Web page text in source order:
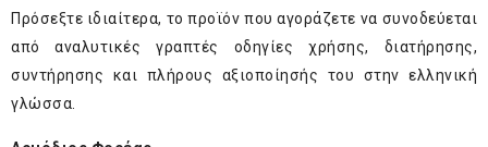
Πρόσεξτε ιδιαίτερα, το προϊόν που αγοράζετε να συνοδεύεται
από αναλυτικές γραπτές οδηγίες χρήσης, διατήρησης,
συντήρησης και πλήρους αξιοποίησής του στην ελληνική
γλώσσα.